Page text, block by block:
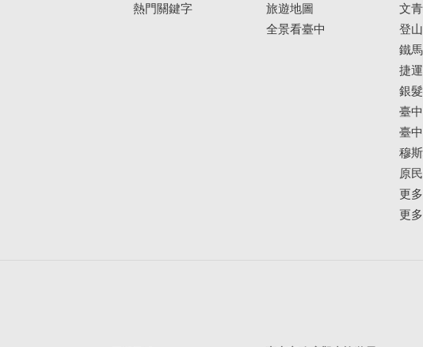
熱門關鍵字
旅遊地圖
全景看臺中
文
登
鐵
捷
銀
臺
臺
穆
原
更
更